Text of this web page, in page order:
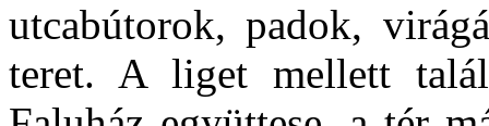
utcabútorok, padok,
teret. A liget mellett